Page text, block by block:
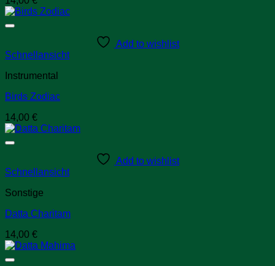
Add to wishlist
Schnellansicht
Instrumental
Birds Zodiac
14,00 €
Add to wishlist
Schnellansicht
Sonstige
Datta Charitam
14,00 €